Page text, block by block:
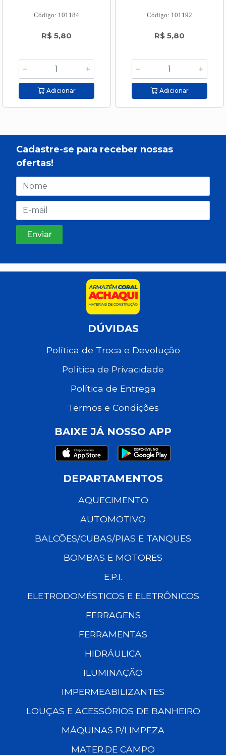
Código: 101184
R$ 5,80
Adicionar
Código: 101192
R$ 5,80
Adicionar
Cadastre-se para receber nossas
ofertas!
DÚVIDAS
Política de Troca e Devolução
Política de Privacidade
Política de Entrega
Termos e Condições
BAIXE JÁ NOSSO APP
DEPARTAMENTOS
AQUECIMENTO
AUTOMOTIVO
BALCÕES/CUBAS/PIAS E TANQUES
BOMBAS E MOTORES
E.P.I.
ELETRODOMÉSTICOS E ELETRÔNICOS
FERRAGENS
FERRAMENTAS
HIDRÁULICA
ILUMINAÇÃO
IMPERMEABILIZANTES
LOUÇAS E ACESSÓRIOS DE BANHEIRO
MÁQUINAS P/LIMPEZA
MATER.DE CAMPO